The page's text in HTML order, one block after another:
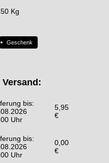
Kg
Geschenk
bis:
Uhr
5,95
€
bis:
Uhr
0,00
€